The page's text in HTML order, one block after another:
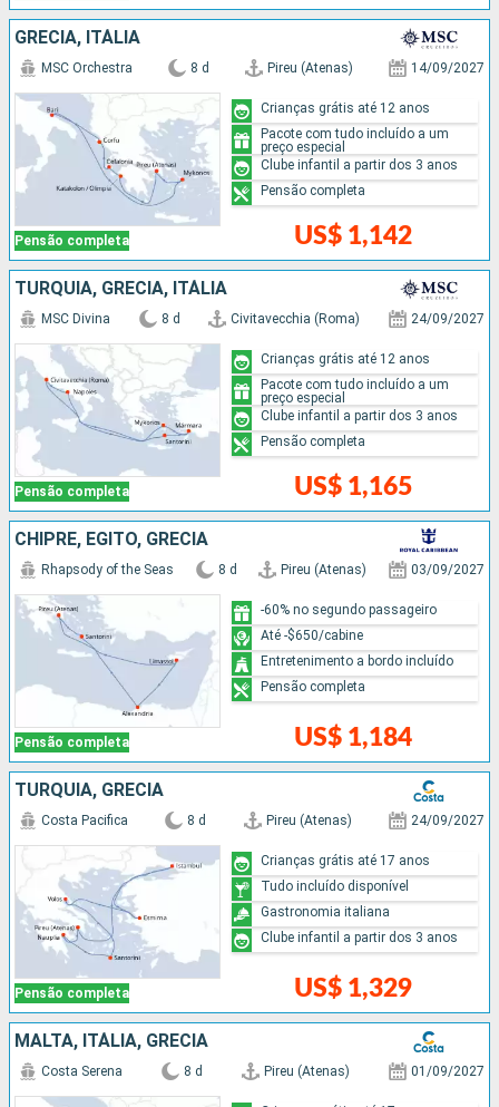
GRÉCIA, ITÁLIA
Pensão completa
MSC Orchestra 8 d Pireu (Atenas) 14/09/2027
US$ 1,142
Crianças grátis até 12 anos
Pacote com tudo incluído a um
preço especial
Clube infantil a partir dos 3 anos
Pensão completa
TURQUIA, GRÉCIA, ITÁLIA
Pensão completa
MSC Divina 8 d Civitavecchia (Roma) 24/09/2027
US$ 1,165
Crianças grátis até 12 anos
Pacote com tudo incluído a um
preço especial
Clube infantil a partir dos 3 anos
Pensão completa
CHIPRE, EGITO, GRÉCIA
Pensão completa
Rhapsody of the Seas 8 d Pireu (Atenas) 03/09/2027
US$ 1,184
-60% no segundo passageiro
Até -$650/cabine
Entretenimento a bordo incluído
Pensão completa
TURQUIA, GRÉCIA
Pensão completa
Costa Pacifica 8 d Pireu (Atenas) 24/09/2027
US$ 1,329
Crianças grátis até 17 anos
Tudo incluído disponível
Gastronomia italiana
Clube infantil a partir dos 3 anos
MALTA, ITÁLIA, GRÉCIA
Costa Serena 8 d Pireu (Atenas) 01/09/2027